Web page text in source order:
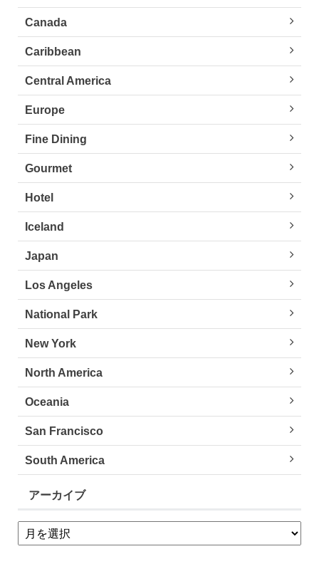
Canada
Caribbean
Central America
Europe
Fine Dining
Gourmet
Hotel
Iceland
Japan
Los Angeles
National Park
New York
North America
Oceania
San Francisco
South America
アーカイブ